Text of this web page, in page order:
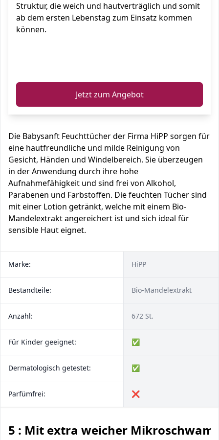
Struktur, die weich und hautverträglich und somit
ab dem ersten Lebenstag zum Einsatz kommen
können.
Jetzt zum Angebot
Die Babysanft Feuchttücher der Firma HiPP sorgen für
eine hautfreundliche und milde Reinigung von
Gesicht, Händen und Windelbereich. Sie überzeugen
in der Anwendung durch ihre hohe
Aufnahmefähigkeit und sind frei von Alkohol,
Parabenen und Farbstoffen. Die feuchten Tücher sind
mit einer Lotion getränkt, welche mit einem Bio-
Mandelextrakt angereichert ist und sich ideal für
sensible Haut eignet.
Marke: HiPP
Bestandteile: Bio-Mandelextrakt
Anzahl: 672 St.
Für Kinder geeignet: ✅
Dermatologisch getestet: ✅
Parfümfrei: ❌
5 : Mit extra weicher